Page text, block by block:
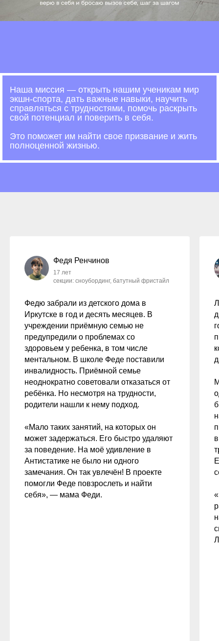
Наша миссия — открыть нашим ученикам мир
экшн-спорта, дать важные навыки, научить
справляться с трудностями, помочь раскрыть
свой потенциал и поверить в себя.
Это поможет им найти свое призвание и жить
полноценной жизнью.
Федя Ренчинов
17 лет
секции: сноубординг, батутный фристайл
Федю забрали из детского дома в
Иркутске в год и десять месяцев. В
учреждении приёмную семью не
предупредили о проблемах со
здоровьем у ребенка, в том числе
ментальном. В школе Феде поставили
инвалидность. Приёмной семье
неоднократно советовали отказаться от
ребёнка. Но несмотря на трудности,
родители нашли к нему подход.
«Мало таких занятий, на которых он
может задержаться. Его быстро удаляют
за поведение. На моё удивление в
Антистатике не было ни одного
замечания. Он так увлечён! В проекте
помогли Феде повзрослеть и найти
себя», — мама Феди.